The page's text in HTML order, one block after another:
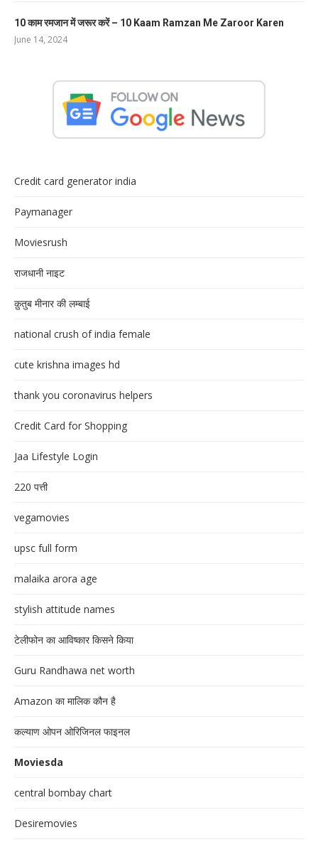
10 काम रमजान में जरूर करें – 10 Kaam Ramzan Me Zaroor Karen
June 14, 2024
Credit card generator india
Paymanager
Moviesrush
राजधानी नाइट
क़ुतुब मीनार की लम्बाई
national crush of india female
cute krishna images hd
thank you coronavirus helpers
Credit Card for Shopping
Jaa Lifestyle Login
220 पत्ती
vegamovies
upsc full form
malaika arora age
stylish attitude names
टेलीफोन का आविष्कार किसने किया
Guru Randhawa net worth
Amazon का मालिक कौन है
कल्याण ओपन ओरिजिनल फाइनल
Moviesda
central bombay chart
Desiremovies